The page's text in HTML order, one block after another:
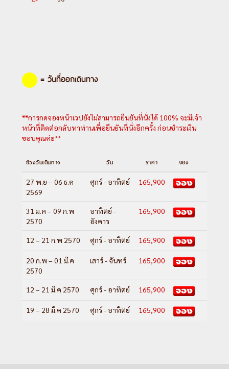
= วันที่ออกเดินทาง
**การกดจองหน้าเวปยังไม่สามารถยืนยันที่นั่งได้ 100% จะมีเจ้า
หน้าที่ติดต่อกลับหาท่านเพื่อยืนยันที่นั่งอีกครั้ง ก่อนชำระเงิน
ขอบคุณค่ะ**
ช่วงวันเดินทาง วัน ราคา จอง
27 พ.ย – 06 ธ.ค
2569
ศุกร์ - อาทิตย์ 165,900
31 ม.ค – 09 ก.พ
2570
อาทิตย์ -
อังคาร
165,900
12 – 21 ก.พ 2570 ศุกร์ - อาทิตย์ 165,900
20 ก.พ – 01 มี.ค
2570
เสาร์ - จันทร์ 165,900
12 – 21 มี.ค 2570 ศุกร์ - อาทิตย์ 165,900
19 – 28 มี.ค 2570 ศุกร์ - อาทิตย์ 165,900